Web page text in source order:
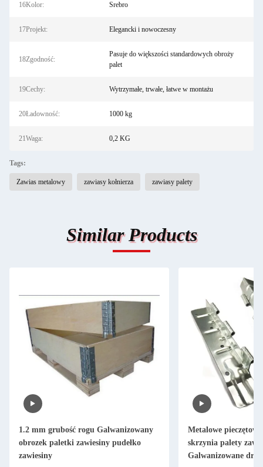
16Kolor: Srebro
17Projekt: Elegancki i nowoczesny
18Zgodność:
Pasuje do większości standardowych obroży
palet
19Cechy: Wytrzymałe, trwałe, łatwe w montażu
20Ładowność: 1000 kg
21Waga: 0,2 KG
Tags:
Zawias metalowy zawiasy kołnierza zawiasy palety
Similar Products
1.2 mm grubość rogu Galwanizowany
obrozek paletki zawiesiny pudełko
zawiesiny
Metalowe
skrzynia palety
Galwanizowane